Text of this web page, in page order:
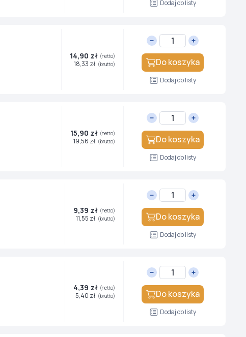
Dodaj do listy
14,90 zł (netto)
18,33 zł (brutto) Do koszyka
Dodaj do listy
15,90 zł (netto)
19,56 zł (brutto) Do koszyka
Dodaj do listy
9,39 zł (netto)
11,55 zł (brutto) Do koszyka
Dodaj do listy
4,39 zł (netto)
5,40 zł (brutto) Do koszyka
Dodaj do listy